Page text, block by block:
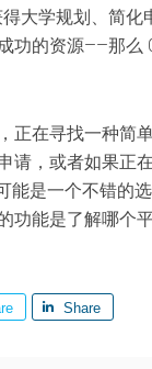
大学规划、简化
功的资源——那么
正在寻找一种简
请，或者如果正
能是一个不错的
功能是了解哪个
Share